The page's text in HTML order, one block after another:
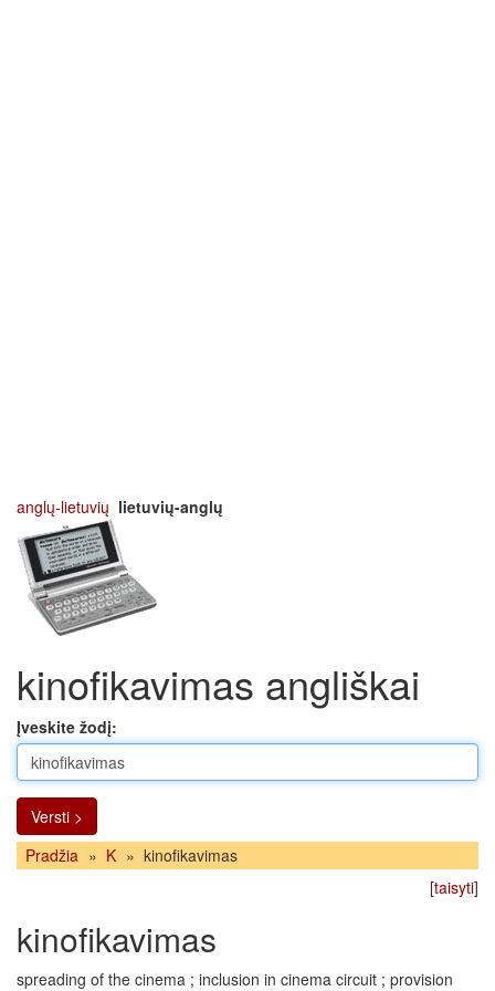
anglų-lietuvių lietuvių-anglų
kinofikavimas angliškai
Įveskite žodį:
Versti >
Pradžia » K » kinofikavimas
[taisyti]
kinofikavimas
spreading of the cinema ; inclusion in cinema circuit ; provision